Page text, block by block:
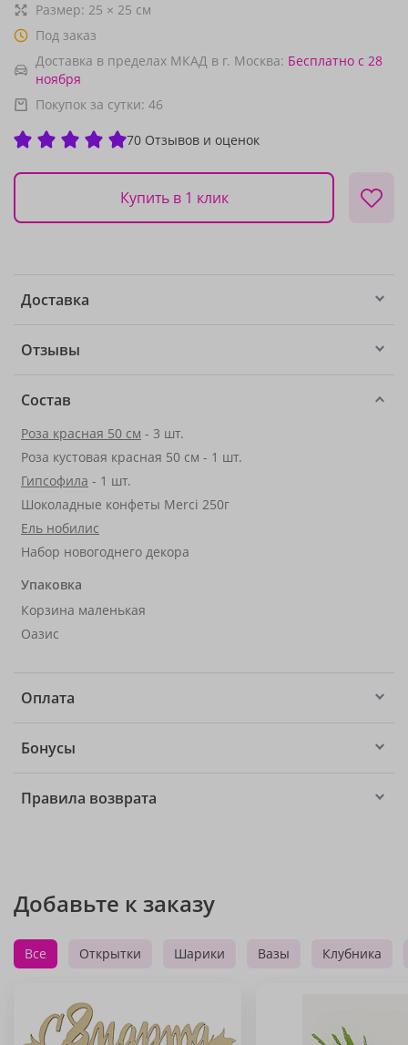
Размер: 25 × 25 см
Под заказ
Доставка в пределах МКАД в г. Москва: Бесплатно с 28
ноября
Покупок за сутки: 46
70 Отзывов и оценок
Купить в 1 клик
Доставка
Отзывы
Состав
Роза красная 50 см - 3 шт.
Роза кустовая красная 50 см - 1 шт.
Гипсофила - 1 шт.
Шоколадные конфеты Merci 250г
Ель нобилис
Набор новогоднего декора
Упаковка
Корзина маленькая
Оазис
Оплата
Бонусы
Правила возврата
Добавьте к заказу
Все Открытки Шарики Вазы Клубника